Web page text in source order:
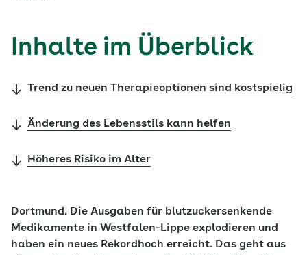
Inhalte im Überblick
Trend zu neuen Therapieoptionen sind kostspielig
Änderung des Lebensstils kann helfen
Höheres Risiko im Alter
Dortmund. Die Ausgaben für blutzuckersenkende
Medikamente in Westfalen-Lippe explodieren und
haben ein neues Rekordhoch erreicht. Das geht aus